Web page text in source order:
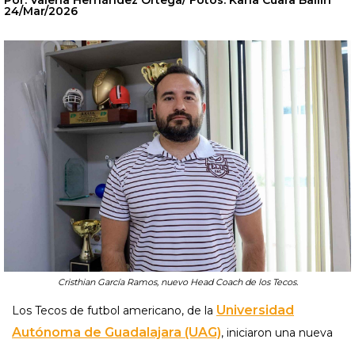
24/Mar/2026
Cristhian García Ramos, nuevo Head Coach de los Tecos.
Los Tecos de futbol americano, de la Universidad
Autónoma de Guadalajara (UAG), iniciaron una nueva